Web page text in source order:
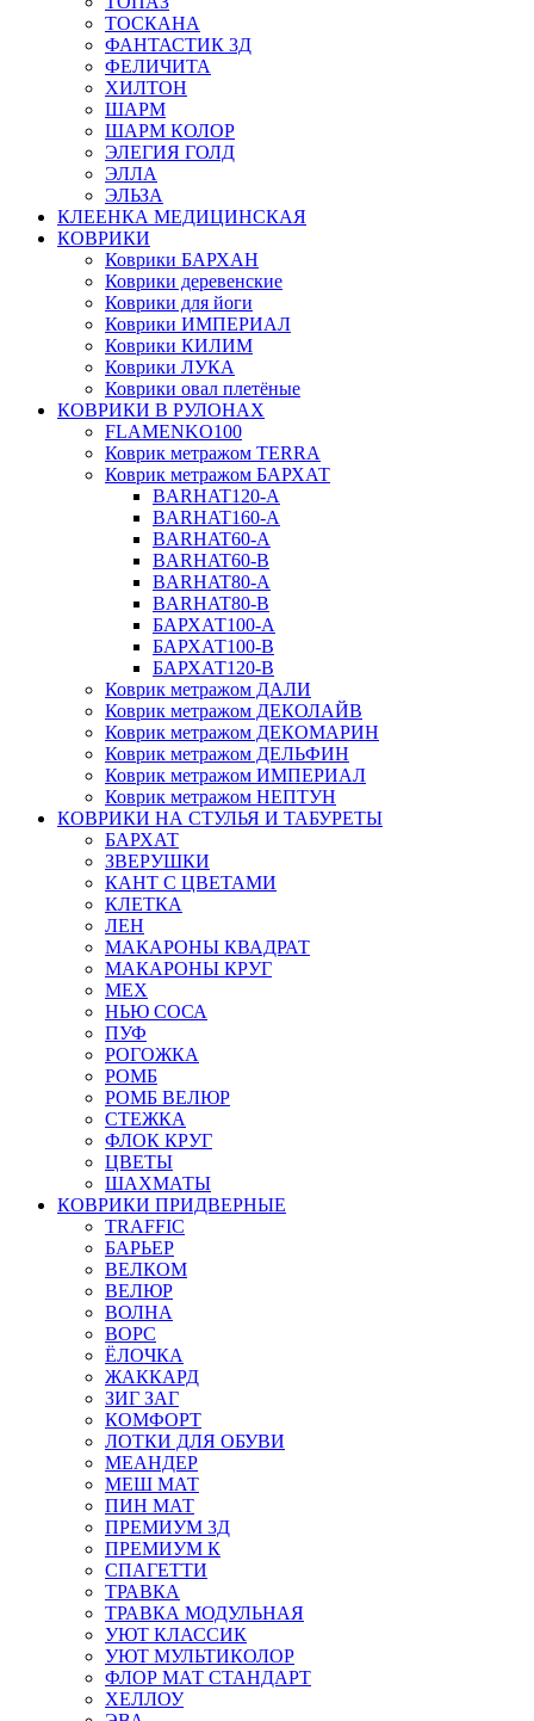
ТОСКАНА
ФАНТАСТИК 3Д
ФЕЛИЧИТА
ХИЛТОН
ШАРМ
ШАРМ КОЛОР
ЭЛЕГИЯ ГОЛД
ЭЛЛА
ЭЛЬЗА
КЛЕЕНКА МЕДИЦИНСКАЯ
КОВРИКИ
Коврики БАРХАН
Коврики деревенские
Коврики для йоги
Коврики ИМПЕРИАЛ
Коврики КИЛИМ
Коврики ЛУКА
Коврики овал плетёные
КОВРИКИ В РУЛОНАХ
FLAMENKO100
Коврик метражом TERRA
Коврик метражом БАРХАТ
BARHAT120-A
BARHAT160-A
BARHAT60-A
BARHAT60-B
BARHAT80-A
BARHAT80-B
БАРХАТ100-A
БАРХАТ100-B
БАРХАТ120-B
Коврик метражом ДАЛИ
Коврик метражом ДЕКОЛАЙВ
Коврик метражом ДЕКОМАРИН
Коврик метражом ДЕЛЬФИН
Коврик метражом ИМПЕРИАЛ
Коврик метражом НЕПТУН
КОВРИКИ НА СТУЛЬЯ И ТАБУРЕТЫ
БАРХАТ
ЗВЕРУШКИ
КАНТ С ЦВЕТАМИ
КЛЕТКА
ЛЕН
МАКАРОНЫ КВАДРАТ
МАКАРОНЫ КРУГ
МЕХ
НЬЮ СОСА
ПУФ
РОГОЖКА
РОМБ
РОМБ ВЕЛЮР
СТЕЖКА
ФЛОК КРУГ
ЦВЕТЫ
ШАХМАТЫ
КОВРИКИ ПРИДВЕРНЫЕ
TRAFFIC
БАРЬЕР
ВЕЛКОМ
ВЕЛЮР
ВОЛНА
ВОРС
ЁЛОЧКА
ЖАККАРД
ЗИГ ЗАГ
КОМФОРТ
ЛОТКИ ДЛЯ ОБУВИ
МЕАНДЕР
МЕШ МАТ
ПИН МАТ
ПРЕМИУМ 3Д
ПРЕМИУМ К
СПАГЕТТИ
ТРАВКА
ТРАВКА МОДУЛЬНАЯ
УЮТ КЛАССИК
УЮТ МУЛЬТИКОЛОР
ФЛОР МАТ СТАНДАРТ
ХЕЛЛОУ